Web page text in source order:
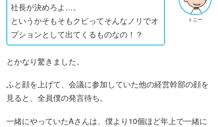
トニー
社長が決めろよ…。
というかそもそもクビってそんなノリでオ
プションとして出てくるものなの！？
とかなり驚きました。
ふと顔を上げて、会議に参加していた他の経営幹部の顔を
見ると、全員僕の発言待ち。
一緒にやっていたAさんは、僕より10個ほど年上で一緒に